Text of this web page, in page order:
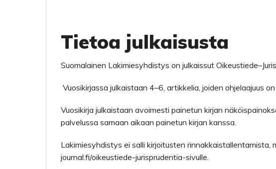
Tietoa julkaisusta
Suomalainen Lakimiesyhdistys on julkaissut
Vuosikirjassa julkaistaan 4–6, artikkelia, joiden ohjelaajuus
Vuosikirja julkaistaan avoimesti painetun kirjan
palvelussa samaan aikaan painetun kirjan kanssa.
Lakimiesyhdistys ei salli kirjoitusten
journal.fi/oikeustiede-jurisprudentia-sivulle.